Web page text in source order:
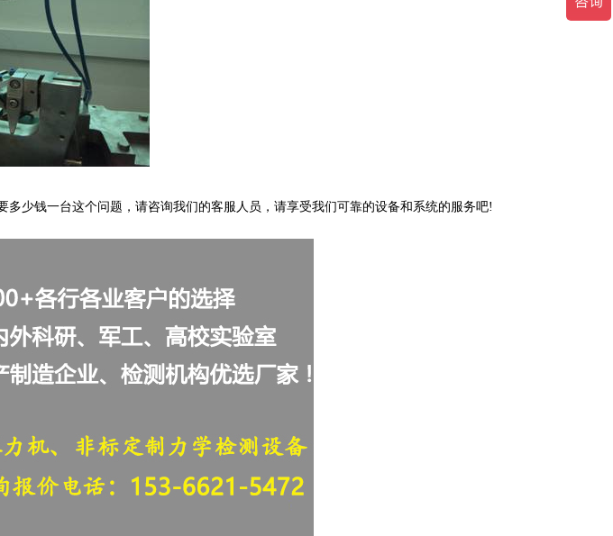
少钱一台这个问题，请咨询我们的客服人员，请享受我们可靠的设备和系统的服务吧!